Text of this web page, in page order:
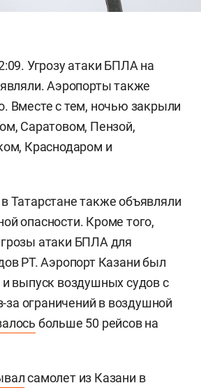
Угрозу атаки БПЛА на
Аэропорты также
Вместе с тем, ночью закрыли
Саратовом, Пензой,
Краснодаром и
Татарстане также объявляли
опасности. Кроме того,
атаки БПЛА для
РТ. Аэропорт Казани был
выпуск воздушных судов с
за ограничений в воздушной
больше 50 рейсов на
самолет из Казани в